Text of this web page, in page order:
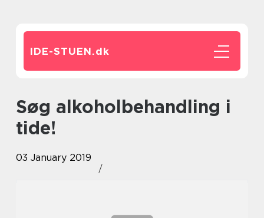
IDE-STUEN.dk
Søg alkoholbehandling i
tide!
03 January 2019